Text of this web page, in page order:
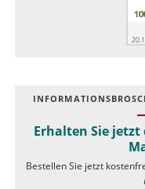
Erhalten Sie
Bestellen Sie jetzt